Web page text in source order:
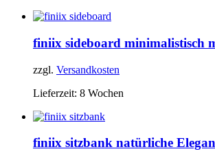
finiix sideboard minimalistisch
zzgl. Versandkosten
Lieferzeit: 8 Wochen
finiix sitzbank natürliche